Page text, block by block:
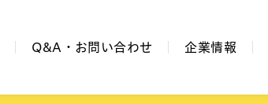
Q&A・お問い合わせ 企業情報